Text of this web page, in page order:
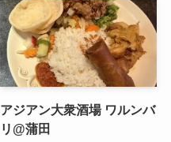
アジアン大衆酒場 ワルンバ
リ@蒲田